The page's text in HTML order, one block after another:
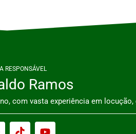
RESPONSÁVEL
Ramos
com vasta experiência em